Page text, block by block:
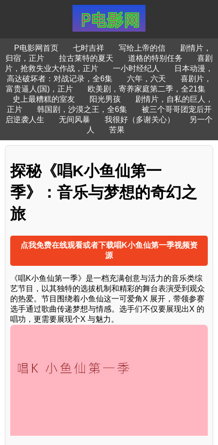
P电影网首页 七时吉祥 写给上帝的信
剧情片，
归宿，正片
拉古莱特的夏天 道格的特别任务
喜剧
片，抢救失业大作战，正片
一小时经纪人
日本动漫，
高达破坏者：对战记录，全6集
六年，六天
喜剧片，
富贵逼人(国)，正片
欧美剧，寄养家庭第二季，全21集
史上最糟糕的室友
阳光男孩
剧情片，自私的巨人，
正片
韩国剧，沙漠之王，全6集
被三个哥哥团宠后开
启逆袭人生
无间风暴 我很好（多谢关心）
另一个
人
苦果
探秘《唱K小鱼仙第一
季》：音乐与梦想的奇幻之
旅
点我免费在线观看或者下载唱K小鱼仙第一季视频资
源
《唱K小鱼仙第一季》是一档充满创意与活力的音乐类综
艺节目，以其独特的选拔机制和精彩的舞台表演受到观众
的热爱。节目围绕着小鱼仙这一可爱角X 展开，带领参赛
选手通过歌曲传递梦想与情感。选手们不仅要展现出X 的
唱功，更需要展现个X 与魅力。